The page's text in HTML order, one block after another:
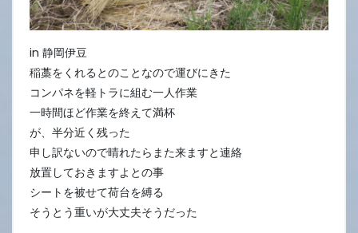
in 静岡伊豆
稲藁をくれるとのことなので運びにきた
コンパネを軽トラに組む一人作業
一時間ほど作業を終えて満杯
が、半分近く残った
申し訳ないので晴れたらまた来ますと連絡
放置しておきますよとの事
シートを被せて荷台を縛る
そうとう重いが大丈夫そうだった